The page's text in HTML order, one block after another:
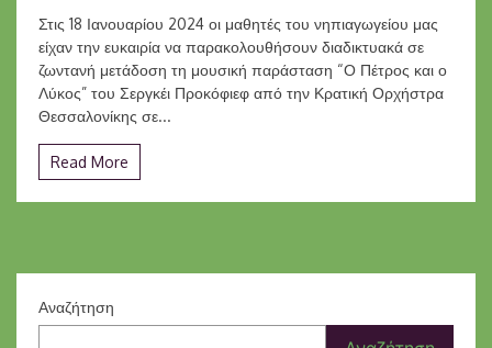
Στις 18 Ιανουαρίου 2024 οι μαθητές του νηπιαγωγείου μας
είχαν την ευκαιρία να παρακολουθήσουν διαδικτυακά σε
ζωντανή μετάδοση τη μουσική παράσταση “Ο Πέτρος και ο
Λύκος” του Σεργκέι Προκόφιεφ από την Κρατική Ορχήστρα
Θεσσαλονίκης σε...
Read More
Αναζήτηση